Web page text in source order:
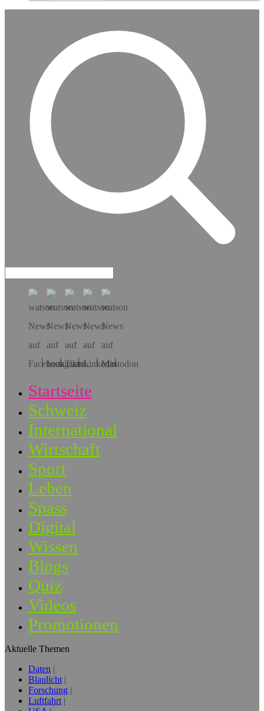
Hol dir die App!
Startseite
Schweiz
International
Wirtschaft
Sport
Leben
Spass
Digital
Wissen
Blogs
Quiz
Videos
Promotionen
Aktuelle Themen
Daten
Blaulicht
Forschung
Luftfahrt